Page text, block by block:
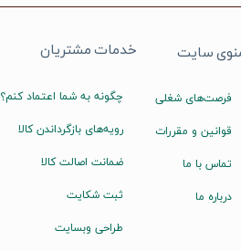
خدمات مشتریان
چگونه به شما اعتماد کنم؟
رویه‌های بازگرداندن کالا
ضمانت اصالت کالا
ثبت شکایت
طراحی وبسایت
سایت
فرصت‌های شغلی
قوانین و مقررات
تماس با ما
درباره ما